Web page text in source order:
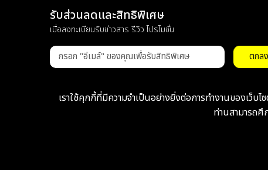
เราใช้คุกกี้ที่มีความจำเป็นอย่างยิ่งต่อการทำงานของเว็บไ
ท่านสามารถศึ
รับส่วนลดและสิทธิพิเศษ
เมื่อลงทะเบียนรับข่าวสาร รีวิว โปรโมชั่น
ตกลง
© Copyright 2026 munkonggadget. All Right